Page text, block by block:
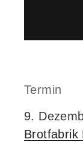
Termin
9.
Brotfabrik